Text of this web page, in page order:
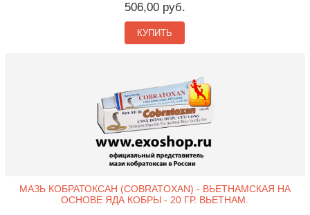
506,00 руб.
КУПИТЬ
МАЗЬ КОБРАТОКСАН (COBRATOXAN) - ВЬЕТНАМСКАЯ НА
ОСНОВЕ ЯДА КОБРЫ - 20 ГР. ВЬЕТНАМ.